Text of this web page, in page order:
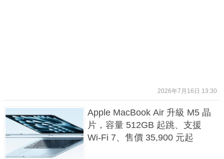
2026年7月16日 13:30
Apple MacBook Air 升級 M5 晶
片，容量 512GB 起跳、支援
Wi-Fi 7、售價 35,900 元起